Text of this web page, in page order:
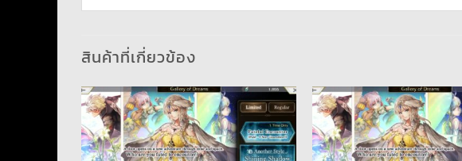
สินค้าที่เกี่ยวข้อง